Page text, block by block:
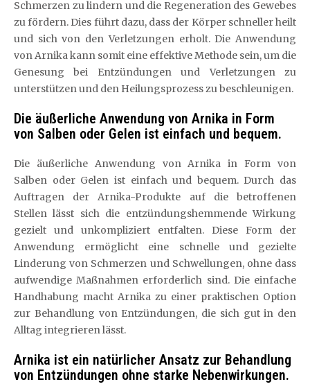
Schmerzen zu lindern und die Regeneration des Gewebes
zu fördern. Dies führt dazu, dass der Körper schneller heilt
und sich von den Verletzungen erholt. Die Anwendung
von Arnika kann somit eine effektive Methode sein, um die
Genesung bei Entzündungen und Verletzungen zu
unterstützen und den Heilungsprozess zu beschleunigen.
Die äußerliche Anwendung von Arnika in Form
von Salben oder Gelen ist einfach und bequem.
Die äußerliche Anwendung von Arnika in Form von
Salben oder Gelen ist einfach und bequem. Durch das
Auftragen der Arnika-Produkte auf die betroffenen
Stellen lässt sich die entzündungshemmende Wirkung
gezielt und unkompliziert entfalten. Diese Form der
Anwendung ermöglicht eine schnelle und gezielte
Linderung von Schmerzen und Schwellungen, ohne dass
aufwendige Maßnahmen erforderlich sind. Die einfache
Handhabung macht Arnika zu einer praktischen Option
zur Behandlung von Entzündungen, die sich gut in den
Alltag integrieren lässt.
Arnika ist ein natürlicher Ansatz zur Behandlung
von Entzündungen ohne starke Nebenwirkungen.